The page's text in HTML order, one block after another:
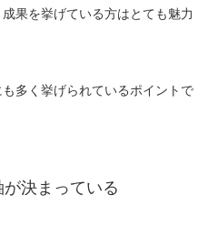
果を挙げている方はとても魅力
多く挙げられているポイントで
決まっている